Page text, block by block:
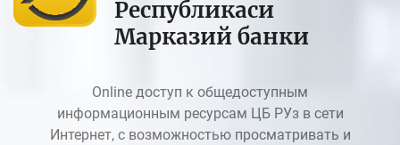
Республикаси
Марказий банки
Online доступ к общедоступным
информационным ресурсам ЦБ РУз в сети
Интернет, с возможностью просматривать и